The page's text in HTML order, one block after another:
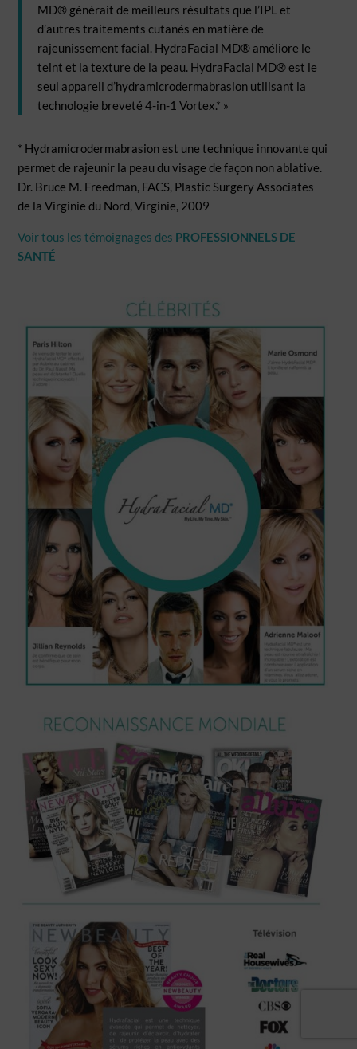
MD® générait de meilleurs résultats que l’IPL et
d’autres traitements cutanés en matière de
rajeunissement facial. HydraFacial MD® améliore le
teint et la texture de la peau. HydraFacial MD® est le
seul appareil d’hydramicrodermabrasion utilisant la
technologie breveté 4-in-1 Vortex.* »
* Hydramicrodermabrasion est une technique innovante qui
permet de rajeunir la peau du visage de façon non ablative.
Dr. Bruce M. Freedman, FACS, Plastic Surgery Associates
de la Virginie du Nord, Virginie, 2009
Voir tous les témoignages des PROFESSIONNELS DE
SANTÉ